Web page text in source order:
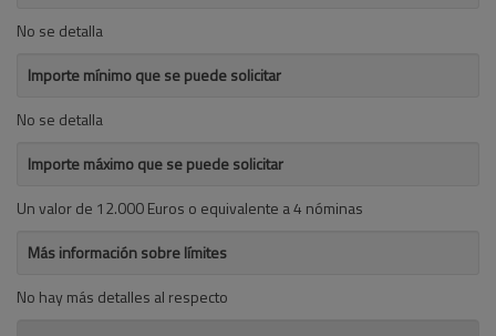
No se detalla
Importe mínimo que se puede solicitar
No se detalla
Importe máximo que se puede solicitar
Un valor de 12.000 Euros o equivalente a 4 nóminas
Más información sobre límites
No hay más detalles al respecto